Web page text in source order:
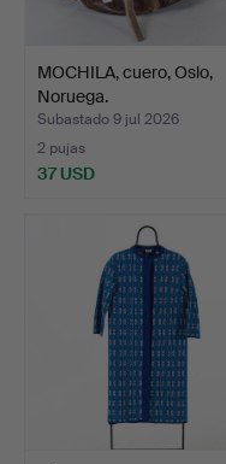
MOCHILA, cuero, Oslo,
Noruega.
Subastado 9 jul 2026
2 pujas
37 USD